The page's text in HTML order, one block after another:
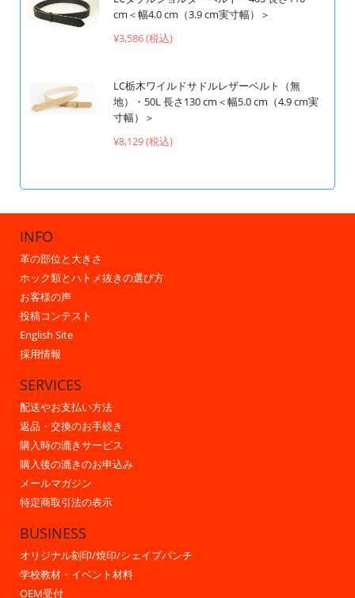
cm＜幅4.0 cm（3.9 cm実寸幅）＞
¥3,586 (税込)
LC栃木ワイルドサドルレザーベルト（無
地）・50L 長さ130 cm＜幅5.0 cm（4.9 cm実
寸幅）＞
¥8,129 (税込)
INFO
革の部位と大きさ
ホック類とハトメ抜きの選び方
お客様の声
投稿コンテスト
English Site
採用情報
SERVICES
配送やお支払い方法
返品・交換のお手続き
購入時の漉きサービス
購入後の漉きのお申込み
メールマガジン
特定商取引法の表示
BUSINESS
オリジナル刻印/焼印/シェイプパンチ
学校教材・イベント材料
OEM受付